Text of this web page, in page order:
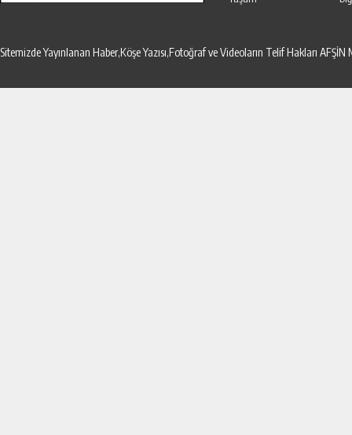
Sitemizde Yayınlanan Haber,Köşe Yazısı,Fotoğraf ve Videoların Telif Hakları